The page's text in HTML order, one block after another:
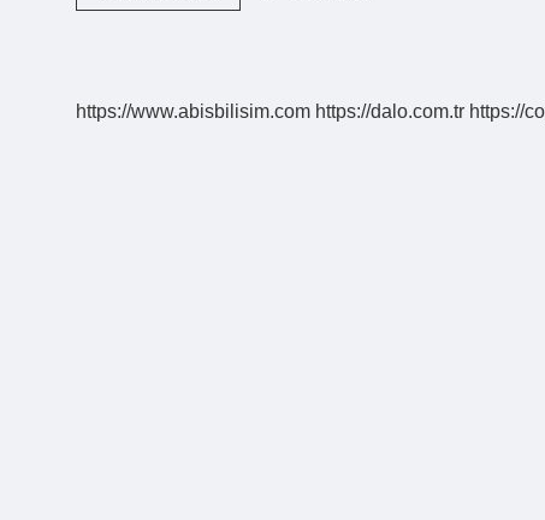
Elyaf
https://www.abisbilisim.com https://dalo.com.tr https://